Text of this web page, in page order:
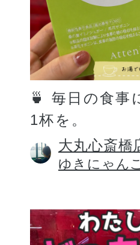
スキンケア
🍵 毎日の食事
1杯を。
大丸心斎橋
ゆきにゃんこ